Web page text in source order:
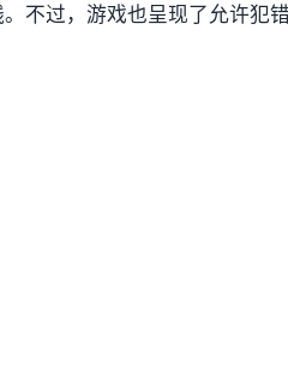
不过，游戏也呈现了允许犯